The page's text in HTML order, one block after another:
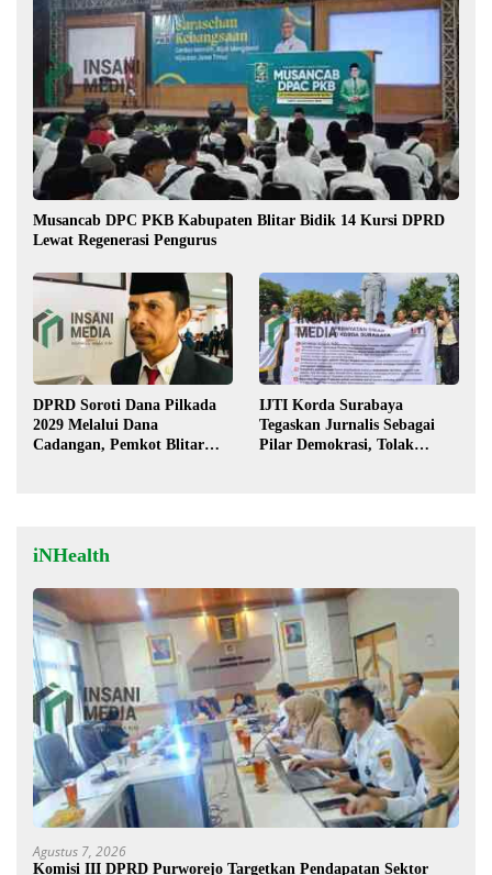
Musancab DPC PKB Kabupaten Blitar Bidik 14 Kursi DPRD
Lewat Regenerasi Pengurus
DPRD Soroti Dana Pilkada
2029 Melalui Dana
Cadangan, Pemkot Blitar
IJTI Korda Surabaya
Tegaskan Jurnalis Sebagai
Pilar Demokrasi, Tolak
iNHealth
Agustus 7, 2026
Komisi III DPRD Purworejo Targetkan Pendapatan Sektor